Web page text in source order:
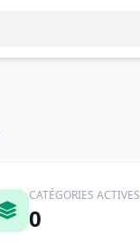
CATÉGORIES ACTIVES
0